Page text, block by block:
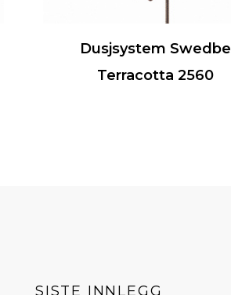
Dusjsystem Swedbe
Terracotta 2560
SISTE INNLEGG